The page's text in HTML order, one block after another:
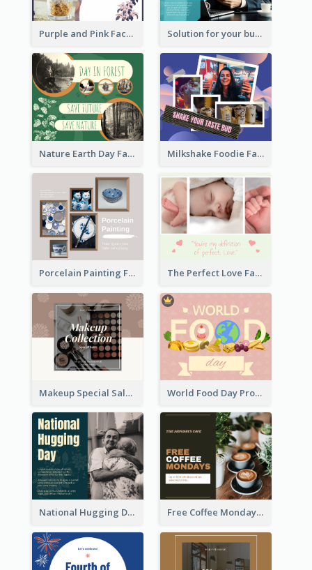
Purple and Pink Facebook Post Solution for your business Facebook Post
Nature Earth Day Facebook Post Milkshake Foodie Facebook Post
Porcelain Painting Facebook Post The Perfect Love Facebook Post
Makeup Special Sale Facebook Post World Food Day Promote Facebook Post
National Hugging Day Facebook Post Free Coffee Mondays Cafe Facebook Post